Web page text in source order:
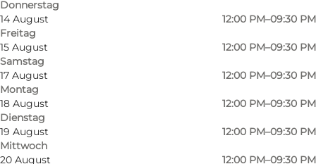
Donnerstag
14 August
Freitag
12:00 PM–09:30 PM
15 August
Samstag
12:00 PM–09:30 PM
17 August
Montag
12:00 PM–09:30 PM
18 August
Dienstag
12:00 PM–09:30 PM
19 August
Mittwoch
12:00 PM–09:30 PM
20 August
12:00 PM–09:30 PM
VisitOdense
Foto: